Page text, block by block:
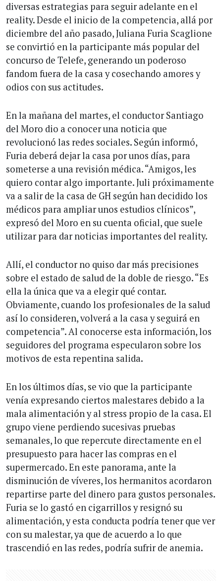
diversas estrategias para seguir adelante en el
reality. Desde el inicio de la competencia, allá por
diciembre del año pasado, Juliana Furia Scaglione
se convirtió en la participante más popular del
concurso de Telefe, generando un poderoso
fandom fuera de la casa y cosechando amores y
odios con sus actitudes.
En la mañana del martes, el conductor Santiago
del Moro dio a conocer una noticia que
revolucionó las redes sociales. Según informó,
Furia deberá dejar la casa por unos días, para
someterse a una revisión médica. “Amigos, les
quiero contar algo importante. Juli próximamente
va a salir de la casa de GH según han decidido los
médicos para ampliar unos estudios clínicos”,
expresó del Moro en su cuenta oficial, que suele
utilizar para dar noticias importantes del reality.
Allí, el conductor no quiso dar más precisiones
sobre el estado de salud de la doble de riesgo. “Es
ella la única que va a elegir qué contar.
Obviamente, cuando los profesionales de la salud
así lo consideren, volverá a la casa y seguirá en
competencia”. Al conocerse esta información, los
seguidores del programa especularon sobre los
motivos de esta repentina salida.
En los últimos días, se vio que la participante
venía expresando ciertos malestares debido a la
mala alimentación y al stress propio de la casa. El
grupo viene perdiendo sucesivas pruebas
semanales, lo que repercute directamente en el
presupuesto para hacer las compras en el
supermercado. En este panorama, ante la
disminución de víveres, los hermanitos acordaron
repartirse parte del dinero para gustos personales.
Furia se lo gastó en cigarrillos y resignó su
alimentación, y esta conducta podría tener que ver
con su malestar, ya que de acuerdo a lo que
trascendió en las redes, podría sufrir de anemia.